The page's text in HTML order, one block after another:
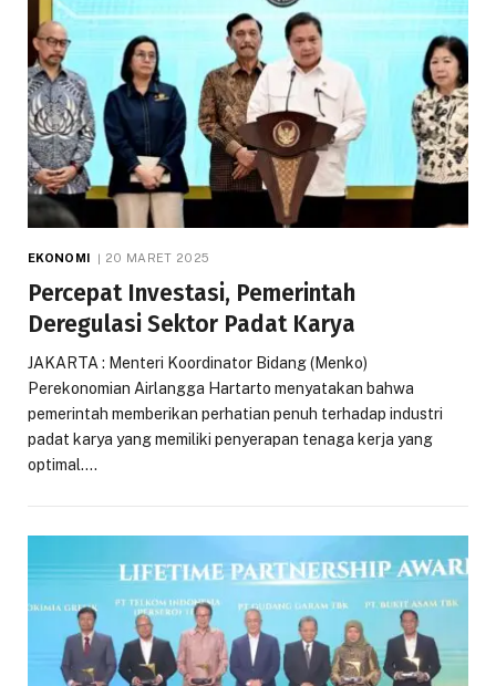
EKONOMI 20 MARET 2025
Percepat Investasi, Pemerintah
Deregulasi Sektor Padat Karya
JAKARTA : Menteri Koordinator Bidang (Menko)
Perekonomian Airlangga Hartarto menyatakan bahwa
pemerintah memberikan perhatian penuh terhadap industri
padat karya yang memiliki penyerapan tenaga kerja yang
optimal.…